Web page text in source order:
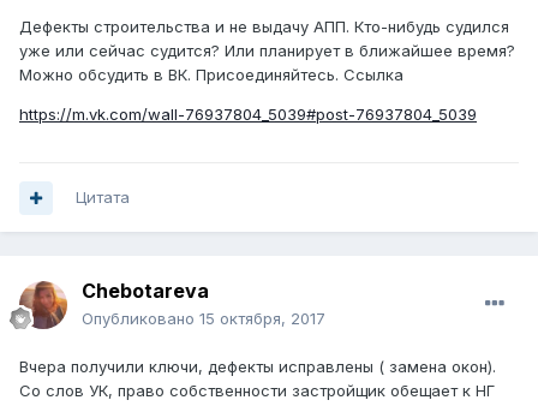
Дефекты строительства и не выдачу АПП. Кто-нибудь судился
уже или сейчас судится? Или планирует в ближайшее время?
Можно обсудить в ВК. Присоединяйтесь. Ссылка
https://m.vk.com/wall-76937804_5039#post-76937804_5039
Цитата
Chebotareva
Опубликовано 15 октября, 2017
Вчера получили ключи, дефекты исправлены ( замена окон).
Со слов УК, право собственности застройщик обещает к НГ